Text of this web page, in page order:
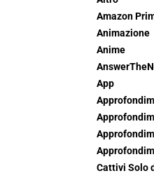
Amazon
Animazione
Anime
App
Cattivi Solo